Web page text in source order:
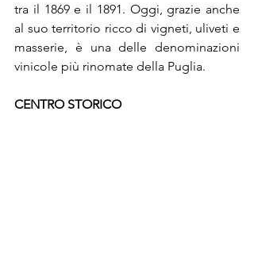
tra il 1869 e il 1891. Oggi, grazie anche
al suo territorio ricco di vigneti, uliveti e
masserie, è una delle denominazioni
vinicole più rinomate della Puglia.
CENTRO STORICO